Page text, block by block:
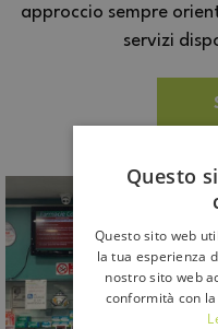
approccio sempre
servizi
Questo
Questo sito web
la tua esperienza
nostro sito web
conformità con